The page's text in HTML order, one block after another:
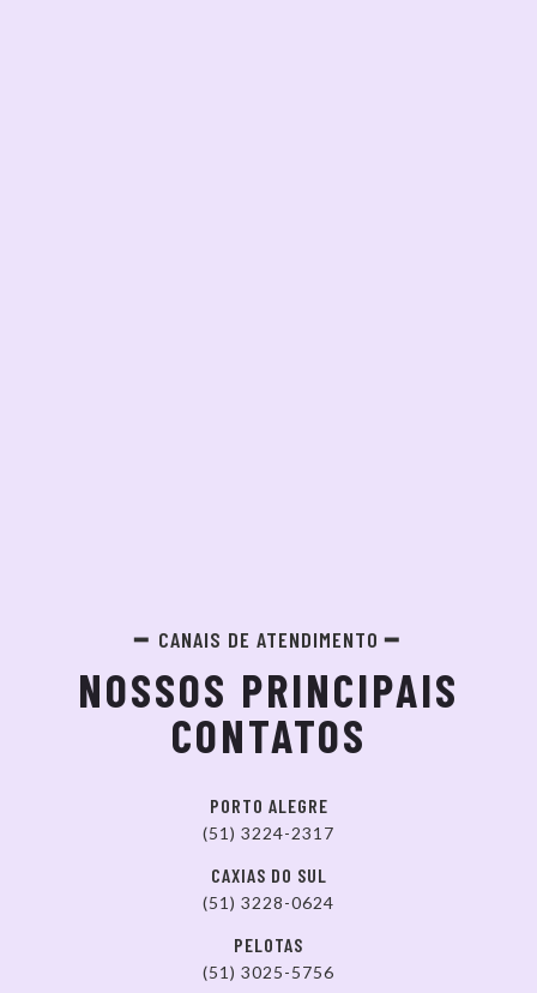
CANAIS DE ATENDIMENTO
NOSSOS PRINCIPAIS
CONTATOS
PORTO ALEGRE
(51) 3224-2317
CAXIAS DO SUL
(51) 3228-0624
PELOTAS
(51) 3025-5756